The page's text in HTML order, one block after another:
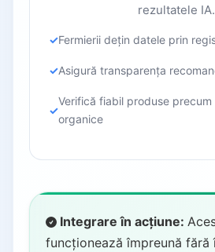
rezultatele IA.
Fermierii dețin datele prin
Asigură transparența
Verifică fiabil produse
organice
Integrare în acțiune:
funcționează împreună fără